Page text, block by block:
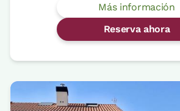
Más información
Reserva ahora